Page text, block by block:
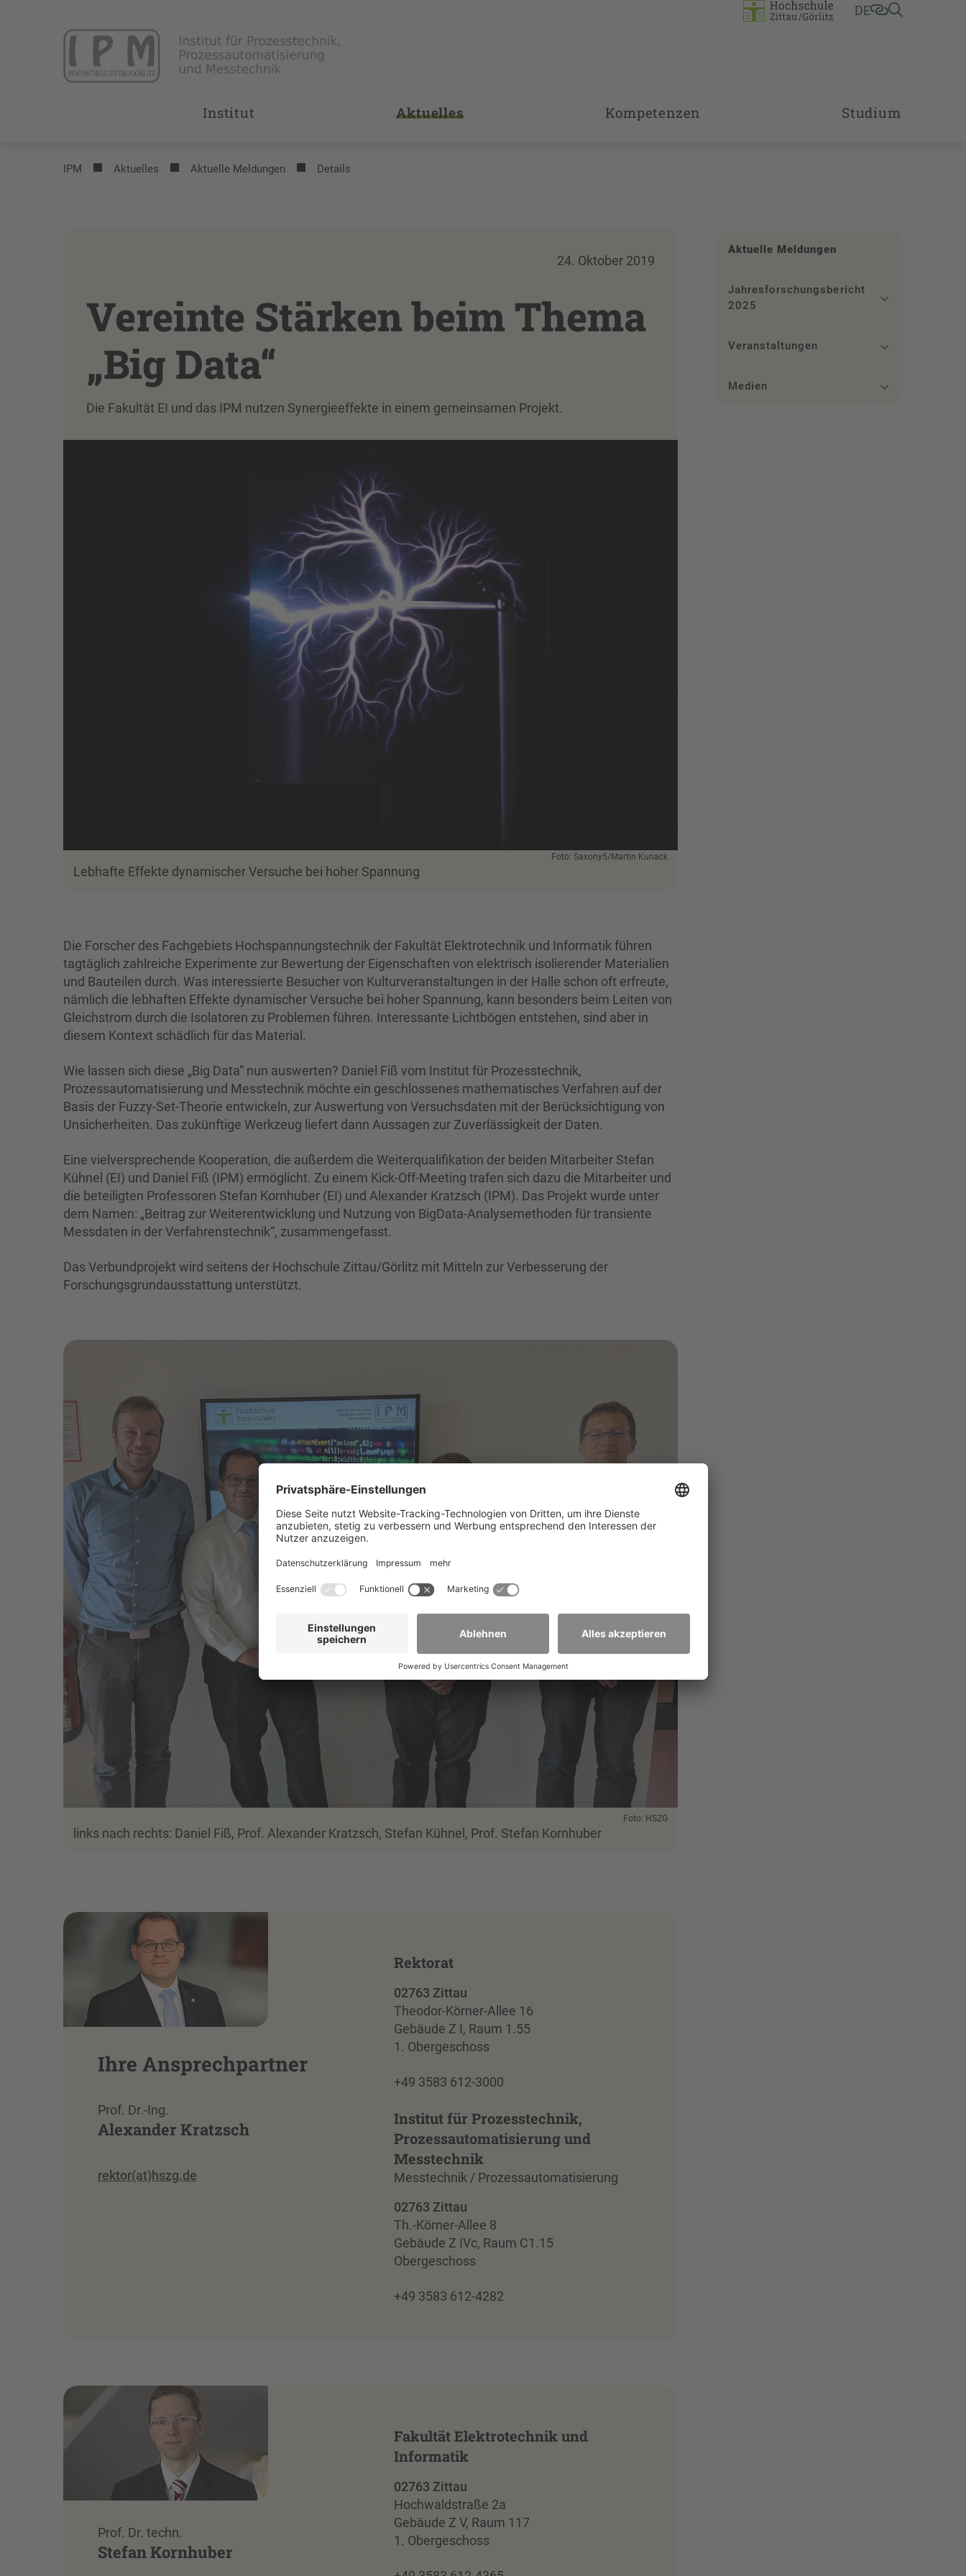
DE
Institut Aktuelles Kompetenzen Studium
IPM Aktuelles Aktuelle Meldungen Details
24. Oktober 2019
Vereinte Stärken beim Thema
„Big Data“
Die Fakultät EI und das IPM nutzen Synergieeffekte in einem gemeinsamen Projekt.
Foto: Saxony5/Martin Kunack
Lebhafte Effekte dynamischer Versuche bei hoher Spannung
Die Forscher des Fachgebiets Hochspannungstechnik der Fakultät Elektrotechnik und Informatik führen
tagtäglich zahlreiche Experimente zur Bewertung der Eigenschaften von elektrisch isolierender Materialien
und Bauteilen durch. Was interessierte Besucher von Kulturveranstaltungen in der Halle schon oft erfreute,
nämlich die lebhaften Effekte dynamischer Versuche bei hoher Spannung, kann besonders beim Leiten von
Gleichstrom durch die Isolatoren zu Problemen führen. Interessante Lichtbögen entstehen, sind aber in
diesem Kontext schädlich für das Material.
Wie lassen sich diese „Big Data“ nun auswerten? Daniel Fiß vom Institut für Prozesstechnik,
Prozessautomatisierung und Messtechnik möchte ein geschlossenes mathematisches Verfahren auf der
Basis der Fuzzy-Set-Theorie entwickeln, zur Auswertung von Versuchsdaten mit der Berücksichtigung von
Unsicherheiten. Das zukünftige Werkzeug liefert dann Aussagen zur Zuverlässigkeit der Daten.
Eine vielversprechende Kooperation, die außerdem die Weiterqualifikation der beiden Mitarbeiter Stefan
Kühnel (EI) und Daniel Fiß (IPM) ermöglicht. Zu einem Kick-Off-Meeting trafen sich dazu die Mitarbeiter und
die beteiligten Professoren Stefan Kornhuber (EI) und Alexander Kratzsch (IPM). Das Projekt wurde unter
dem Namen: „Beitrag zur Weiterentwicklung und Nutzung von BigData-Analysemethoden für transiente
Messdaten in der Verfahrenstechnik“, zusammengefasst.
Das Verbundprojekt wird seitens der Hochschule Zittau/Görlitz mit Mitteln zur Verbesserung der
Forschungsgrundausstattung unterstützt.
Foto: HSZG
links nach rechts: Daniel Fiß, Prof. Alexander Kratzsch, Stefan Kühnel, Prof. Stefan Kornhuber
Ihre Ansprechpartner
Prof. Dr.-Ing.
Alexander Kratzsch
rektor(at)hszg.de
Rektorat
02763 Zittau
Theodor-Körner-Allee 16
Gebäude Z I, Raum 1.55
1. Obergeschoss
+49 3583 612-3000
Institut für Prozesstechnik,
Prozessautomatisierung und
Messtechnik
Messtechnik / Prozessautomatisierung
02763 Zittau
Th.-Körner-Allee 8
Gebäude Z IVc, Raum C1.15
Obergeschoss
+49 3583 612-4282
Prof. Dr. techn.
Stefan Kornhuber
Fakultät Elektrotechnik und
Informatik
02763 Zittau
Hochwaldstraße 2a
Gebäude Z V, Raum 117
1. Obergeschoss
Aktuelle Meldungen
Jahresforschungsbericht
2025
Veranstaltungen
Medien